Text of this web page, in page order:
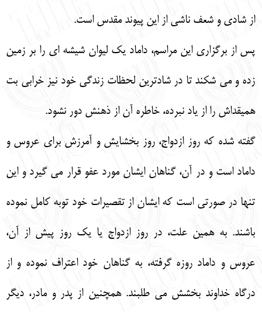
از شادي و شعف ناشي از اين پيوند مقدس است.
پس از برگزاري اين مراسم، داماد يك ليوان شيشه اي را بر زمين
زده و مي شكند تا در شادترين لحظات زندگي خود نيز خرابي بت
هميقداش را از ياد نبرده، خاطره آن از ذهنش دور نشود.
گفته شده كه روز ازدواج، روز بخشايش و آمرزش براي عروس و
داماد است و در آن، گناهان ايشان مورد عفو قرار مي گيرد و اين
تنها در صورتي است كه ايشان از تقصيرات خود توبه كامل نموده
باشند. به همين علت، در روز ازدواج يا يك روز پيش از آن،
عروس و داماد روزه گرفته، به گناهان خود اعتراف نموده و از
درگاه خداوند بخشش مي طلبند. همچنين از پدر و مادر، ديگر